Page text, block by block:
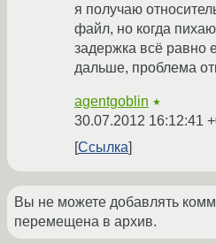
я получаю
файл, но когда
задержка всё равно
дальше, проблема
agentgoblin ★
30.07.2012 16:12:41
Ссылка
Вы не можете добавлять
перемещена в архив.